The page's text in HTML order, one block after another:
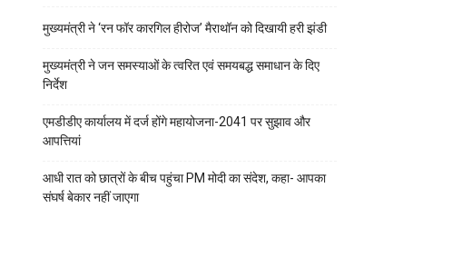
मुख्यमंत्री ने ‘रन फॉर कारगिल हीरोज’ मैराथॉन को दिखायी हरी झंडी
मुख्यमंत्री ने जन समस्याओं के त्वरित एवं समयबद्ध समाधान के दिए
निर्देश
एमडीडीए कार्यालय में दर्ज होंगे महायोजना-2041 पर सुझाव और
आपत्तियां
आधी रात को छात्रों के बीच पहुंचा PM मोदी का संदेश, कहा- आपका
संघर्ष बेकार नहीं जाएगा